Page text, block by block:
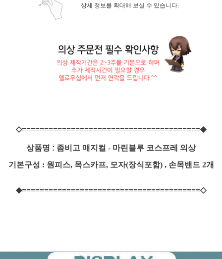
상세 정보를 확대해 보실 수 있습니다.
◇========================================◆
상품명 : 좀비고 매지컬 - 마린블루 코스프레 의상
기본구성 : 원피스, 목스카프, 모자(장식포함) , 손목밴드 2개
◆========================================◇